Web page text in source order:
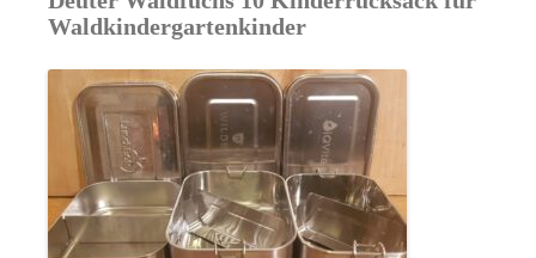
Waldkindergartenkinder